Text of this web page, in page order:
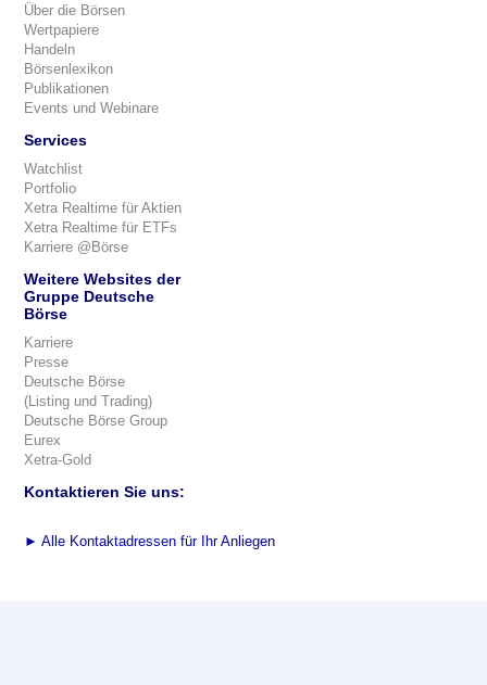
Über die Börsen
Wertpapiere
Handeln
Börsenlexikon
Publikationen
Events und Webinare
Services
Watchlist
Portfolio
Xetra Realtime für Aktien
Xetra Realtime für ETFs
Karriere @Börse
Weitere Websites der
Gruppe Deutsche
Börse
Karriere
Presse
Deutsche Börse
(Listing und Trading)
Deutsche Börse Group
Eurex
Xetra-Gold
Kontaktieren Sie uns:
► Alle Kontaktadressen für Ihr Anliegen